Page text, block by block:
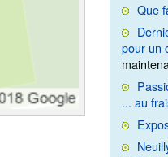
Que
pour un
... au